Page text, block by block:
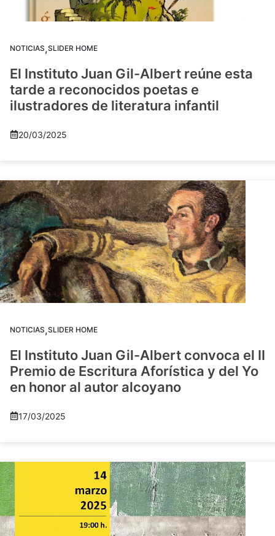
NOTICIAS,SLIDER HOME
El Instituto Juan Gil-Albert reúne esta
tarde a reconocidos poetas e
ilustradores de literatura infantil
20/03/2025
NOTICIAS,SLIDER HOME
El Instituto Juan Gil-Albert convoca el II
Premio de Escritura Aforística y del Yo
en honor al autor alcoyano
17/03/2025